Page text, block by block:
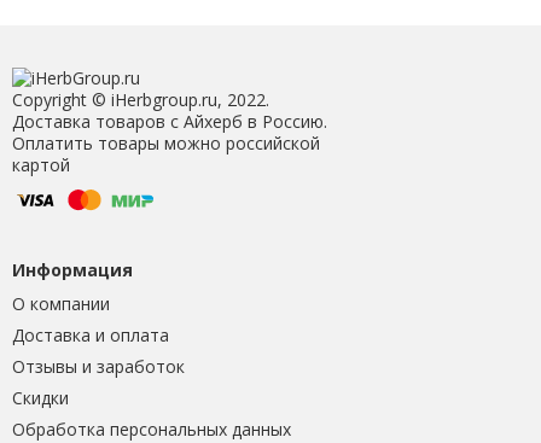
Copyright © iHerbgroup.ru, 2022.
Доставка товаров с Айхерб в Россию.
Оплатить товары можно российской
картой
Информация
О компании
Доставка и оплата
Отзывы и заработок
Скидки
Обработка персональных данных